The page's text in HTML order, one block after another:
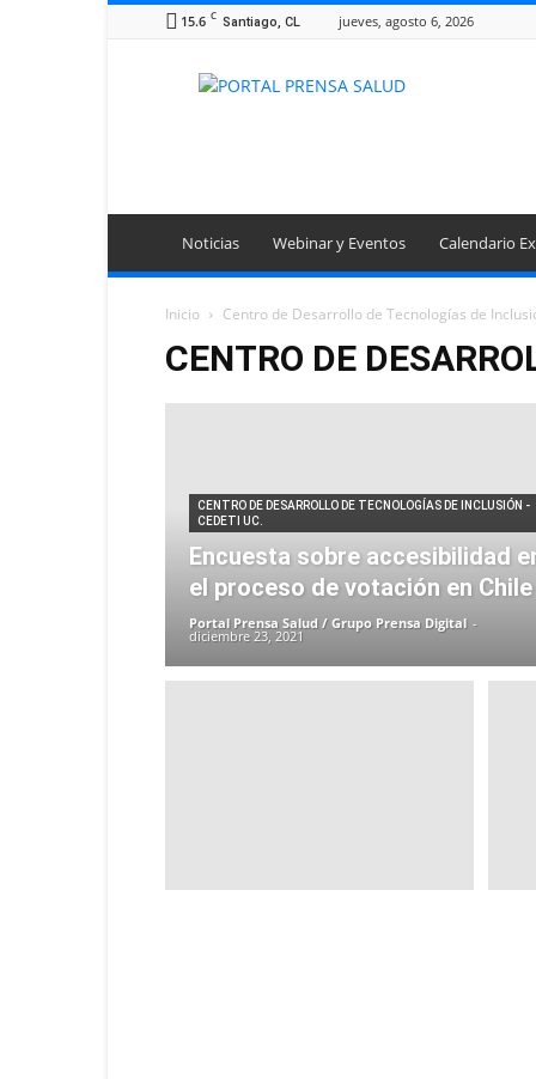
15.6 C Santiago, CL jueves, agosto 6, 2026
Portal
Noticias Webinar y Eventos Calendario
Inicio Centro de Desarrollo de Tecnologías de
CENTRO DE
CENTRO DE DESARROLLO DE TECNOLOGÍAS DE INCLUSIÓN -
CEDETI UC.
Encuesta sobre accesibilidad
el proceso de votación en Chile
Portal Prensa Salud / Grupo Prensa Digital -
diciembre 23, 2021